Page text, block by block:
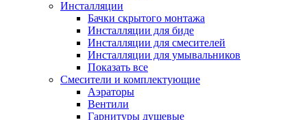
Инсталляции
Бачки скрытого монтажа
Инсталляции для биде
Инсталляции для смесителей
Инсталляции для умывальников
Показать все
Смесители и комплектующие
Аэраторы
Вентили
Гарнитуры душевые